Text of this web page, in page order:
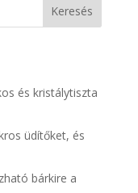
és kristálytiszta
üdítőket, és
bárkire a